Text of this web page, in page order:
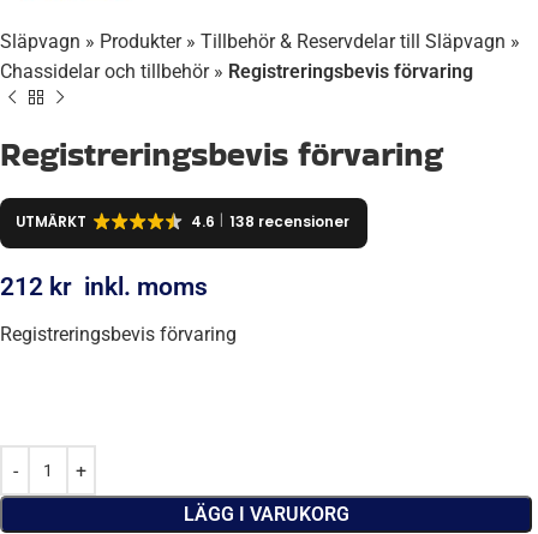
Släpvagn » Produkter» Tillbehör & Reservdelar till Släpvagn »
Chassidelar och tillbehör» Registreringsbevis förvaring
Registreringsbevis förvaring
UTMÄRKT 4.6 138 recensioner
212 kr inkl. moms
Registreringsbevis förvaring
LÄGG I VARUKORG